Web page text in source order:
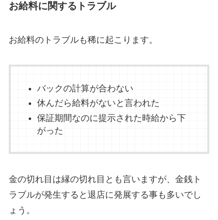
お給料に関するトラブル
お給料のトラブルも稀に起こります。
バックの計算が合わない
休んだら給料がないと言われた
保証期間なのに提示された時給から下
がった
金の切れ目は縁の切れ目とも言いますが、金銭ト
ラブルが発生すると退店に発展する事も多いでし
ょう。